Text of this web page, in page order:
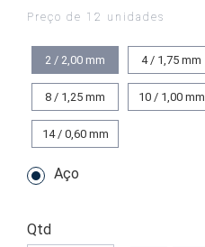
Preço de 12 unidades
2 / 2,00 mm 4 / 1,75 mm
8 / 1,25 mm 10 / 1,00 mm
14 / 0,60 mm
Aço
Qtd